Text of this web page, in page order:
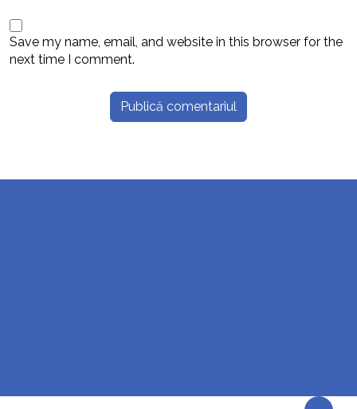
Save my name, email, and website in this browser for the
next time I comment.